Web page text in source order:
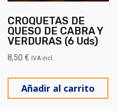
CROQUETAS DE
QUESO DE CABRA Y
VERDURAS (6 Uds)
8,50 € IVA incl.
Añadir al carrito